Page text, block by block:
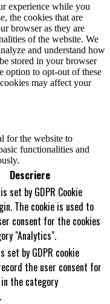
experience while you
the cookies that are
browser as they are
of the website. We
and understand how
stored in your browser
option to opt-out of these
may affect your
for the website to
functionalities and
Descriere
set by GDPR Cookie
The cookie is used to
consent for the cookies
"Analytics".
set by GDPR cookie
the user consent for
the category